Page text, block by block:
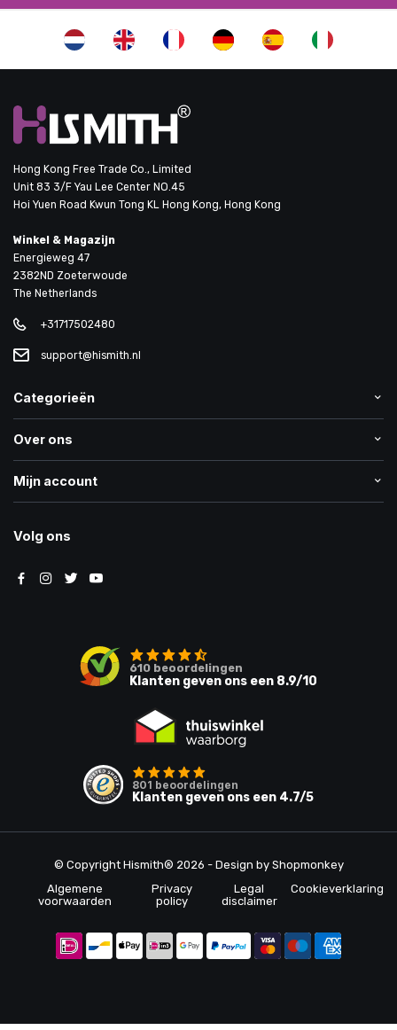
Hong Kong Free Trade Co., Limited
Unit 83 3/F Yau Lee Center NO.45
Hoi Yuen Road Kwun Tong KL Hong Kong, Hong Kong
Winkel & Magazijn
Energieweg 47
2382ND Zoeterwoude
The Netherlands
+31717502480
support@hismith.nl
Categorieën
Over ons
Mijn account
Volg ons
610 beoordelingen
Klanten geven ons een 8.9/10
801 beoordelingen
Klanten geven ons een 4.7/5
© Copyright Hismith® 2026 - Design by Shopmonkey
Algemene
voorwaarden
Privacy
policy
Legal
disclaimer
Cookieverklaring